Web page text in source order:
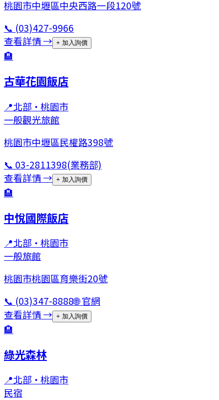
桃園市中壢區中央西路一段120號
📞 (03)427-9966
查看詳情 → + 加入詢價
🏨
古華花園飯店
📍北部 · 桃園市
一般觀光旅館
桃園市中壢區民權路398號
📞 03-2811398(業務部)
查看詳情 → + 加入詢價
🏨
中悅國際飯店
📍北部 · 桃園市
一般旅館
桃園市桃園區育樂街20號
📞 (03)347-8888🌐 官網
查看詳情 → + 加入詢價
🏨
綠光森林
📍北部 · 桃園市
民宿